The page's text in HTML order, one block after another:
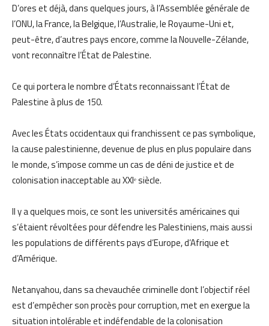
D’ores et déjà, dans quelques jours, à l’Assemblée générale de
l’ONU, la France, la Belgique, l’Australie, le Royaume-Uni et,
peut-être, d’autres pays encore, comme la Nouvelle-Zélande,
vont reconnaître l’État de Palestine.
Ce qui portera le nombre d’États reconnaissant l’État de
Palestine à plus de 150.
Avec les États occidentaux qui franchissent ce pas symbolique,
la cause palestinienne, devenue de plus en plus populaire dans
le monde, s’impose comme un cas de déni de justice et de
colonisation inacceptable au XXIᵉ siècle.
Il y a quelques mois, ce sont les universités américaines qui
s’étaient révoltées pour défendre les Palestiniens, mais aussi
les populations de différents pays d’Europe, d’Afrique et
d’Amérique.
Netanyahou, dans sa chevauchée criminelle dont l’objectif réel
est d’empêcher son procès pour corruption, met en exergue la
situation intolérable et indéfendable de la colonisation